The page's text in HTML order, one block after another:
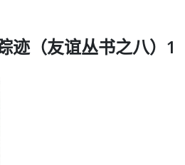
迹（友谊丛书之八）1